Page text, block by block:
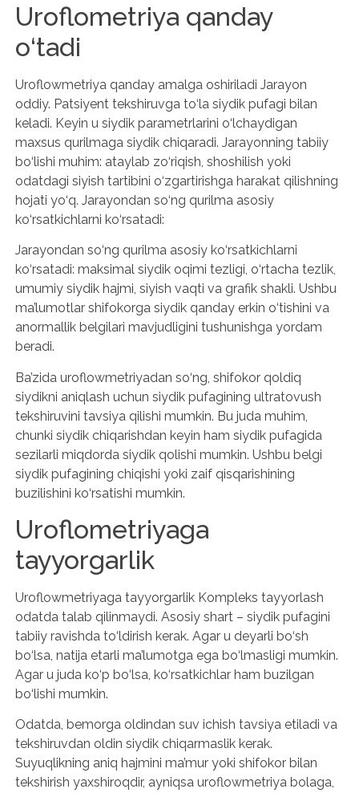
Uroflometriya qanday
o‘tadi
Uroflowmetriya qanday amalga oshiriladi Jarayon
oddiy. Patsiyent tekshiruvga to‘la siydik pufagi bilan
keladi. Keyin u siydik parametrlarini o‘lchaydigan
maxsus qurilmaga siydik chiqaradi. Jarayonning tabiiy
bo‘lishi muhim: ataylab zo‘riqish, shoshilish yoki
odatdagi siyish tartibini o‘zgartirishga harakat qilishning
hojati yo‘q. Jarayondan so‘ng qurilma asosiy
ko‘rsatkichlarni ko‘rsatadi:
Jarayondan so‘ng qurilma asosiy ko‘rsatkichlarni
ko‘rsatadi: maksimal siydik oqimi tezligi, o‘rtacha tezlik,
umumiy siydik hajmi, siyish vaqti va grafik shakli. Ushbu
ma’lumotlar shifokorga siydik qanday erkin o‘tishini va
anormallik belgilari mavjudligini tushunishga yordam
beradi.
Ba’zida uroflowmetriyadan so‘ng, shifokor qoldiq
siydikni aniqlash uchun siydik pufagining ultratovush
tekshiruvini tavsiya qilishi mumkin. Bu juda muhim,
chunki siydik chiqarishdan keyin ham siydik pufagida
sezilarli miqdorda siydik qolishi mumkin. Ushbu belgi
siydik pufagining chiqishi yoki zaif qisqarishining
buzilishini ko‘rsatishi mumkin.
Uroflometriyaga
tayyorgarlik
Uroflowmetriyaga tayyorgarlik Kompleks tayyorlash
odatda talab qilinmaydi. Asosiy shart – siydik pufagini
tabiiy ravishda to‘ldirish kerak. Agar u deyarli bo‘sh
bo‘lsa, natija etarli ma’lumotga ega bo‘lmasligi mumkin.
Agar u juda ko‘p bo‘lsa, ko‘rsatkichlar ham buzilgan
bo‘lishi mumkin.
Odatda, bemorga oldindan suv ichish tavsiya etiladi va
tekshiruvdan oldin siydik chiqarmaslik kerak.
Suyuqlikning aniq hajmini ma’mur yoki shifokor bilan
tekshirish yaxshiroqdir, ayniqsa uroflowmetriya bolaga,